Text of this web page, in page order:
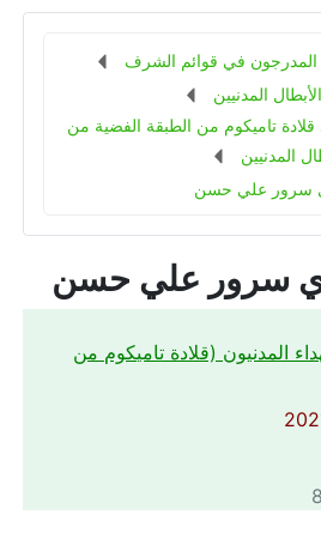
المدرجون في قوائم الشرف
المدنيين
تاميكوم من الطبقة الفضية من
المدنيين
سرور علي حسن
سرور علي حسن
المدنيون (قلادة تاميكوم من